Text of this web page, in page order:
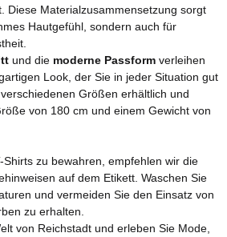
Diese Materialzusammensetzung sorgt
Hautgefühl, sondern auch für
und die moderne Passform verleihen
Look, der Sie in jeder Situation gut
Größen erhältlich und
von 180 cm und einem Gewicht von
Shirts zu bewahren, empfehlen wir die
auf dem Etikett. Waschen Sie
und vermeiden Sie den Einsatz von
zu erhalten.
von Reichstadt und erleben Sie Mode,